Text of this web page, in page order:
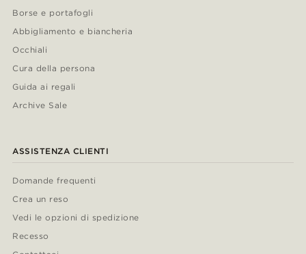
Borse e portafogli
Abbigliamento e biancheria
Occhiali
Cura della persona
Guida ai regali
Archive Sale
ASSISTENZA CLIENTI
Domande frequenti
Crea un reso
Vedi le opzioni di spedizione
Recesso